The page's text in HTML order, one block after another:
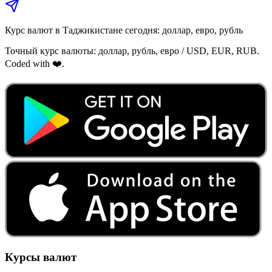
Курс валют в Таджикистане сегодня: доллар, евро, рубль
Точный курс валюты: доллар, рубль, евро / USD, EUR, RUB.
Coded with ❤️.
Курсы валют